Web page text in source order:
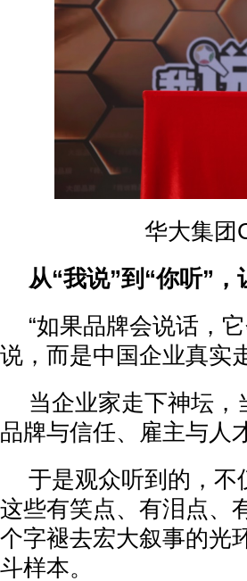
华大集团
从“我说”到“你听”
“如果品牌会说话，
说，而是中国企业真实
当企业家走下神坛
品牌与信任、雇主与人
于是观众听到的，不
这些有笑点、有泪点、
个字褪去宏大叙事的光
斗样本。